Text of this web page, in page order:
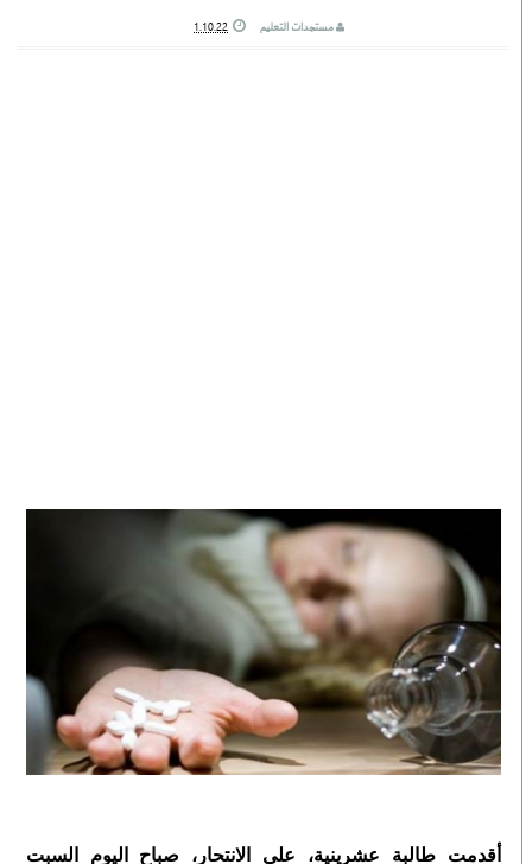
مستجدات التعليم 1.10.22
أقدمت طالبة عشرينية، على الانتحار، صباح اليوم السبت